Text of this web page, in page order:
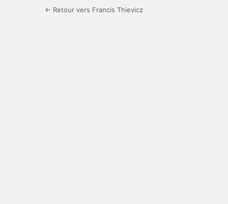
← Retour vers Francis Thievicz